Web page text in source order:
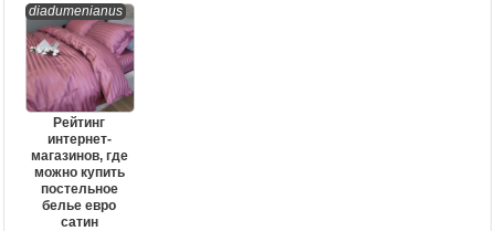
diadumenianus
Рейтинг
интернет-
магазинов, где
можно купить
постельное
белье евро
сатин